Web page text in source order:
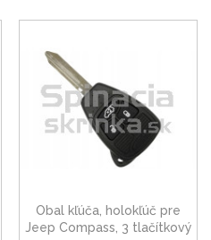
Obal kľúča, holokľúč pre
Jeep Compass, 3 tlačítkový